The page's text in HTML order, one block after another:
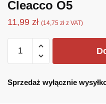
Cleacco O5
11,99 zł (14,75 zł z VAT)
Cleacco
Sprzedaż wyłącznie